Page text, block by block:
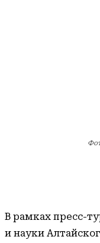
В рамках пресс-
и науки